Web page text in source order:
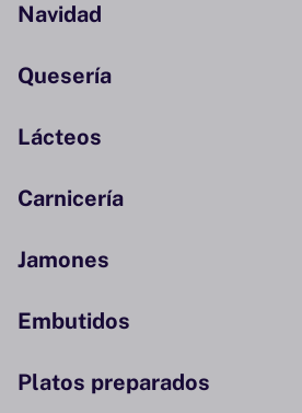
Navidad
Quesería
Lácteos
Carnicería
Jamones
Embutidos
Platos preparados